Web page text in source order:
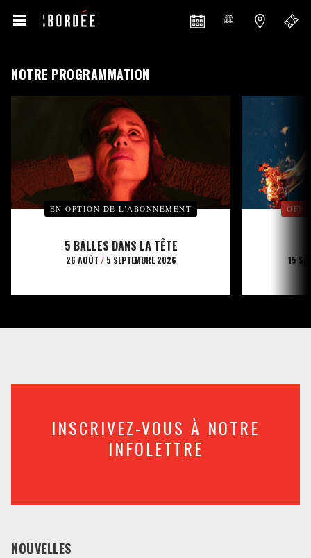
NOTRE PROGRAMMATION
EN OPTION DE L’ABONNEMENT
5 BALLES DANS LA TÊTE
26 AOÛT /5 SEPTEMBRE 2026 15
INSCRIVEZ-VOUS À NOTRE
INFOLETTRE
NOUVELLES